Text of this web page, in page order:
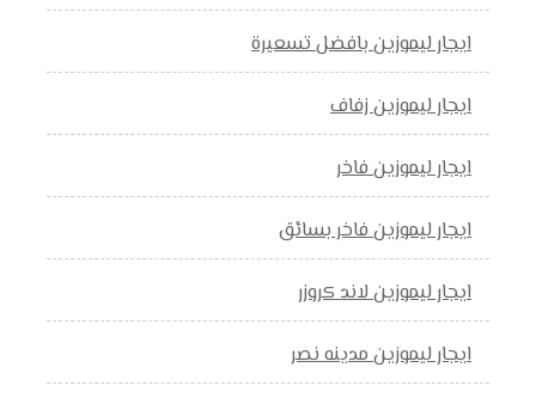
ايجار ليموزين بافضل تسعيرة
ايجار ليموزين زفاف
ايجار ليموزين فاخر
ايجار ليموزين فاخر بسائق
ايجار ليموزين لاند كروزر
ايجار ليموزين مدينه نصر